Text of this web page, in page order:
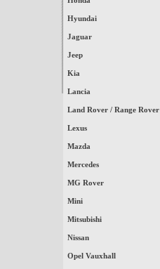
Hyundai
Jaguar
Jeep
Kia
Lancia
Land Rover / Range Rover
Lexus
Mazda
Mercedes
MG Rover
Mini
Mitsubishi
Nissan
Opel Vauxhall